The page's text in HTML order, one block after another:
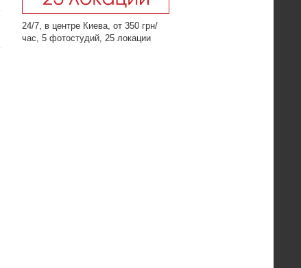
24/7, в центре Киева, от 350 грн/
час, 5 фотостудий, 25 локации